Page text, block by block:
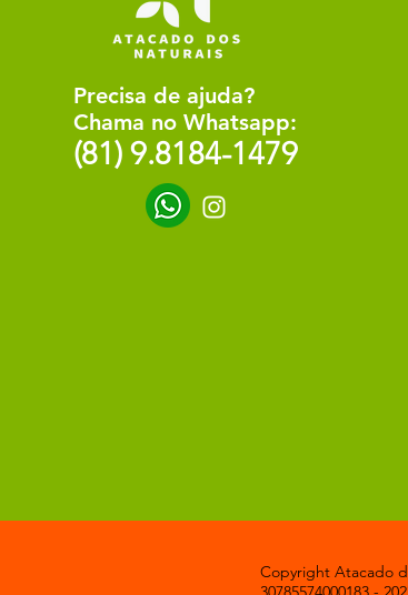
Precisa de ajuda?
Chama no Whatsapp:
(81) 9.8184-1479
Copyright Atacado